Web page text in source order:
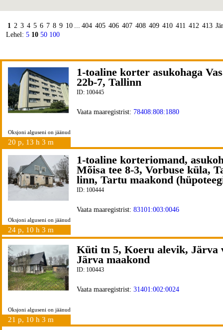
1 2 3 4 5 6 7 8 9 10 ... 404 405 406 407 408 409 410 411 412 413
Lehel: 5 10 50 100
Oksjoni alguseni on jäänud
20 p, 13 h 3 m
1-toaline korter asukohaga
22b-7, Tallinn
ID: 100445
Vaata maaregistrist: 78408:808:1880
Oksjoni alguseni on jäänud
24 p, 10 h 3 m
1-toaline korteriomand,
Mõisa tee 8-3, Vorbuse küla,
linn, Tartu maakond
ID: 100444
Vaata maaregistrist: 83101:003:0046
Oksjoni alguseni on jäänud
21 p, 10 h 3 m
Küti tn 5, Koeru alevik, Järva
Järva maakond
ID: 100443
Vaata maaregistrist: 31401:002:0024